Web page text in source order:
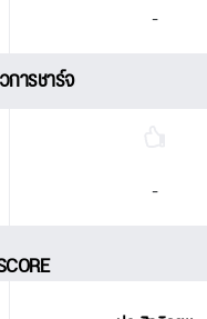
-
การชาร์จ
-